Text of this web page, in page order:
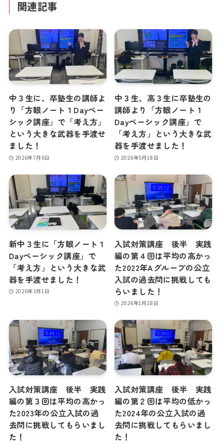
関連記事
中３生に、卒塾生の講師よ
り「方眼ノート１Dayベー
シック講座」で「考え方」
という大きな武器を手渡せ
ました！
2026年7月6日
中３生、高３生に卒塾生の
講師より「方眼ノート１
Dayベーシック講座」で
「考え方」という大きな武
器を手渡せました！
2026年5月18日
新中３生に「方眼ノート１
Dayベーシック講座」で
「考え方」という大きな武
器を手渡せました！
2026年3月1日
入試対策講座 後半 実践
編の第４回は平均の高かっ
た2022年Aグループの公立
入試の過去問に挑戦しても
らいました！
2026年1月18日
入試対策講座 後半 実践
編の第３回は平均の高かっ
た2023年の公立入試の過
去問に挑戦してもらいまし
た！
入試対策講座 後半 実践
編の第２回は平均の低かっ
た2024年の公立入試の過
去問に挑戦してもらいまし
た！